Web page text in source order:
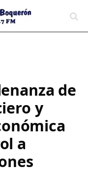
de
y
a